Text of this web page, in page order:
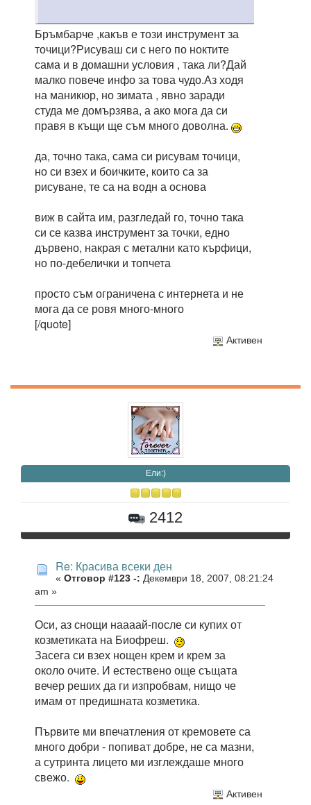
Бръмбарче ,какъв е този инструмент за
точици?Рисуваш си с него по ноктите
сама и в домашни условия , така ли?Дай
малко повече инфо за това чудо.Аз ходя
на маникюр, но зимата , явно заради
студа ме домързява, а ако мога да си
правя в къщи ще съм много доволна.
да, точно така, сама си рисувам точици,
но си взех и боичките, които са за
рисуване, те са на водн а основа
виж в сайта им, разгледай го, точно така
си се казва инструмент за точки, едно
дървено, накрая с метални като кърфици,
но по-дебелички и топчета
просто съм ограничена с интернета и не
мога да се ровя много-много
[/quote]
Активен
Eли:)
2412
Re: Красива всеки ден
« Отговор #123 -: Декември 18, 2007, 08:21:24
am »
Оси, аз снощи наааай-после си купих от
козметиката на Биофреш.
Засега си взех нощен крем и крем за
около очите. И естествено още същата
вечер реших да ги изпробвам, нищо че
имам от предишната козметика.
Първите ми впечатления от кремовете са
много добри - попиват добре, не са мазни,
а сутринта лицето ми изглеждаше много
свежо.
Активен